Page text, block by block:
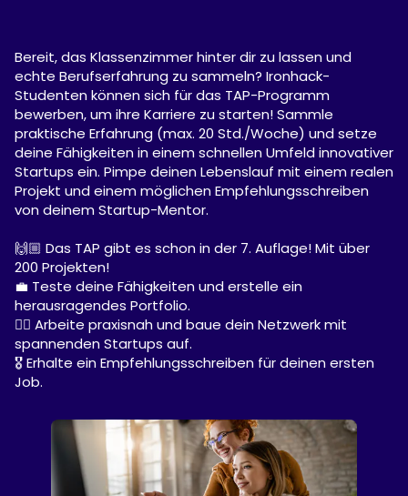
Bereit, das Klassenzimmer hinter dir zu lassen und
echte Berufserfahrung zu sammeln? Ironhack-
Studenten können sich für das TAP-Programm
bewerben, um ihre Karriere zu starten! Sammle
praktische Erfahrung (max. 20 Std./Woche) und setze
deine Fähigkeiten in einem schnellen Umfeld innovativer
Startups ein. Pimpe deinen Lebenslauf mit einem realen
Projekt und einem möglichen Empfehlungsschreiben
von deinem Startup-Mentor.
🙌🏼 Das TAP gibt es schon in der 7. Auflage! Mit über
200 Projekten!
💼 Teste deine Fähigkeiten und erstelle ein
herausragendes Portfolio.
✍🏼 Arbeite praxisnah und baue dein Netzwerk mit
spannenden Startups auf.
🎖️ Erhalte ein Empfehlungsschreiben für deinen ersten
Job.